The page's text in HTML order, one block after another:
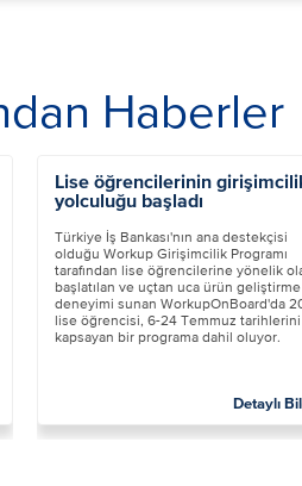
Haberler
Lise öğrencilerinin
yolculuğu başladı
​Türkiye İş Bankası'nın ana destekçisi
olduğu Workup Girişimcilik Programı
tarafından lise öğrencilerine yönelik
başlatılan ve uçtan uca ürün geliştirme
deneyimi sunan WorkupOnBoard'da
lise öğrencisi, 6-24 Temmuz tarihlerini
kapsayan bir programa dahil oluyor.
Detaylı